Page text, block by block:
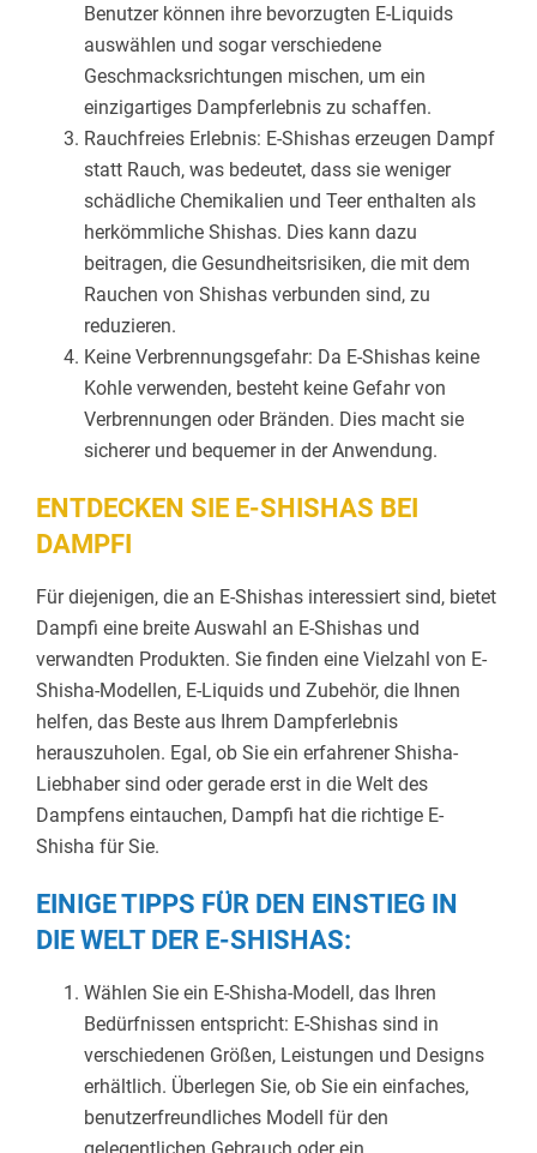
Benutzer können ihre bevorzugten E-Liquids
auswählen und sogar verschiedene
Geschmacksrichtungen mischen, um ein
einzigartiges Dampferlebnis zu schaffen.
Rauchfreies Erlebnis: E-Shishas erzeugen Dampf
statt Rauch, was bedeutet, dass sie weniger
schädliche Chemikalien und Teer enthalten als
herkömmliche Shishas. Dies kann dazu
beitragen, die Gesundheitsrisiken, die mit dem
Rauchen von Shishas verbunden sind, zu
reduzieren.
Keine Verbrennungsgefahr: Da E-Shishas keine
Kohle verwenden, besteht keine Gefahr von
Verbrennungen oder Bränden. Dies macht sie
sicherer und bequemer in der Anwendung.
ENTDECKEN SIE E-SHISHAS BEI
DAMPFI
Für diejenigen, die an E-Shishas interessiert sind, bietet
Dampfi eine breite Auswahl an E-Shishas und
verwandten Produkten. Sie finden eine Vielzahl von E-
Shisha-Modellen, E-Liquids und Zubehör, die Ihnen
helfen, das Beste aus Ihrem Dampferlebnis
herauszuholen. Egal, ob Sie ein erfahrener Shisha-
Liebhaber sind oder gerade erst in die Welt des
Dampfens eintauchen, Dampfi hat die richtige E-
Shisha für Sie.
EINIGE TIPPS FÜR DEN EINSTIEG IN
DIE WELT DER E-SHISHAS:
Wählen Sie ein E-Shisha-Modell, das Ihren
Bedürfnissen entspricht: E-Shishas sind in
verschiedenen Größen, Leistungen und Designs
erhältlich. Überlegen Sie, ob Sie ein einfaches,
benutzerfreundliches Modell für den
gelegentlichen Gebrauch oder ein